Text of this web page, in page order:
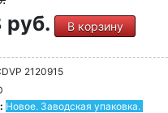
руб. В корзину
2120915
Новое. Заводская упаковка.